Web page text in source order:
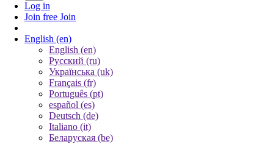
Log in
Join free Join
English (en)
English (en)
Русский (ru)
Українська (uk)
Français (fr)
Português (pt)
español (es)
Deutsch (de)
Italiano (it)
Беларуская (be)